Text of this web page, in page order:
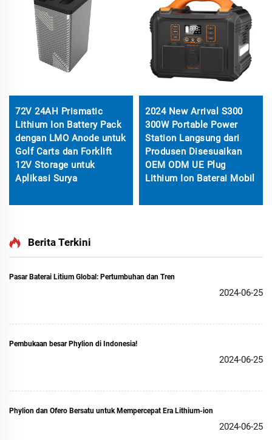
72V 24AH Prismatic
Lithium Ion Battery Pack
dengan LMO Anode untuk
Golf Carts dan Forklift
12V Storage untuk
Aplikasi Surya
2024 New Arrival S300
300W Portable Power
Station Langsung dari
Produsen Disesuaikan
OEM ODM UE Plug
Lithium Ion Baterai Mobil
Berita Terkini
Pasar Baterai Litium Global: Pertumbuhan dan Tren
2024-06-25
Pembukaan besar Phylion di Indonesia!
2024-06-25
Phylion dan Ofero Bersatu untuk Mempercepat Era Lithium-ion
2024-06-25